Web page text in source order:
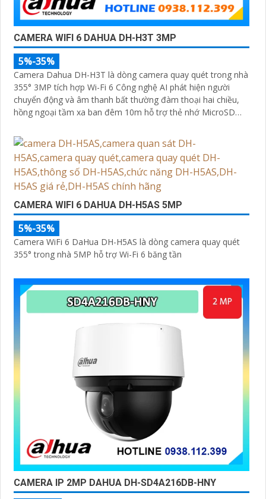
CAMERA WIFI 6 DAHUA DH-H3T 3MP
5%-35%
Camera Dahua DH-H3T là dòng camera quay quét trong nhà
355° 3MP tích hợp Wi-Fi 6 Công nghệ AI phát hiện người
chuyển động và âm thanh bất thường đàm thoại hai chiều,
hồng ngoại tầm xa ban đêm 10m hỗ trợ thẻ nhớ MicroSD
CAMERA WIFI 6 DAHUA DH-H5AS 5MP
5%-35%
Camera WiFi 6 DaHua DH-H5AS là dòng camera quay quét
355° trong nhà 5MP hỗ trợ Wi-Fi 6 băng tần
CAMERA IP 2MP DAHUA DH-SD4A216DB-HNY